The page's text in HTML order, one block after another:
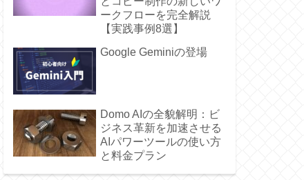
ークフローを完全解説
【実践事例8選】
Google Geminiの登場
Domo AIの全貌解明：ビ
ジネス革新を加速させる
AIパワーツールの使い方
と料金プラン